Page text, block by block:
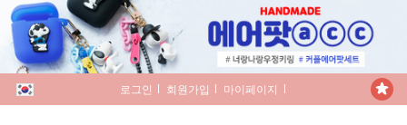
로그인 회원가입 마이페이지